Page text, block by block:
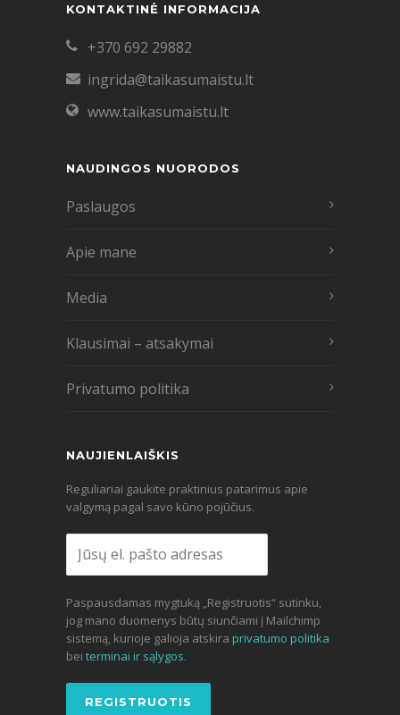
KONTAKTINĖ INFORMACIJA
+370 692 29882
ingrida@taikasumaistu.lt
www.taikasumaistu.lt
NAUDINGOS NUORODOS
Paslaugos
Apie mane
Media
Klausimai – atsakymai
Privatumo politika
NAUJIENLAIŠKIS
Reguliariai gaukite praktinius patarimus apie
valgymą pagal savo kūno pojūčius.
Paspausdamas mygtuką „Registruotis“ sutinku,
jog mano duomenys būtų siunčiami į Mailchimp
sistemą, kurioje galioja atskira privatumo politika
bei terminai ir sąlygos.